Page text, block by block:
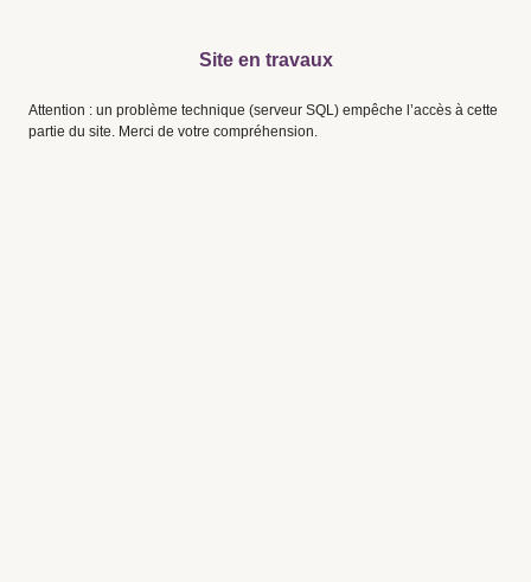
Site en travaux
Attention : un problème technique (serveur SQL) empêche l’accès à cette
partie du site. Merci de votre compréhension.